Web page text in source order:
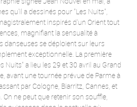
qu'il a dessinés pour "Les Nuits",
inspirés d'un Orient tout
magnifiant la sensualité à
danseuses se déploient sur leurs
exceptionnelle. La première
Nuits" a lieu les 29 et 30 avril au Grand
avant une tournée prévue de Parme à
par Cologne, Biarritz, Cannes, et
On ne peut que retenir son souffle,